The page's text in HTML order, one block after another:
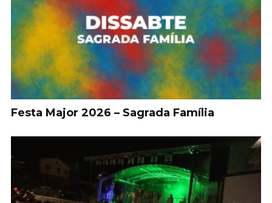
Festa Major 2026 – Sagrada Família